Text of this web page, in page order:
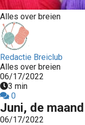
Alles over breien
Redactie Breiclub
Alles over breien
06/17/2022
3 min
0
Juni, de
06/17/2022